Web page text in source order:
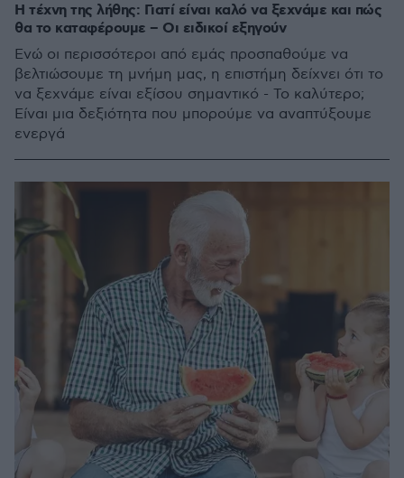
Η τέχνη της λήθης: Γιατί είναι καλό να ξεχνάμε και πώς
θα το καταφέρουμε – Οι ειδικοί εξηγούν
Ενώ οι περισσότεροι από εμάς προσπαθούμε να
βελτιώσουμε τη μνήμη μας, η επιστήμη δείχνει ότι το
να ξεχνάμε είναι εξίσου σημαντικό - Το καλύτερο;
Είναι μια δεξιότητα που μπορούμε να αναπτύξουμε
ενεργά